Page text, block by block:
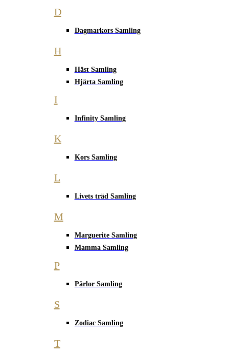
D
Dagmarkors Samling
H
Häst Samling
Hjärta Samling
I
Infinity Samling
K
Kors Samling
L
Livets träd Samling
M
Marguerite Samling
Mamma Samling
P
Pärlor Samling
S
Zodiac Samling
T